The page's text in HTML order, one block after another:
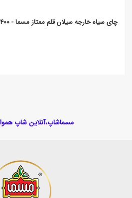
چای سیاه خارجه سیلان قلم ممتاز مسما - 400 گرم مقوایی
مسماشاپ،آنلاین شاپ